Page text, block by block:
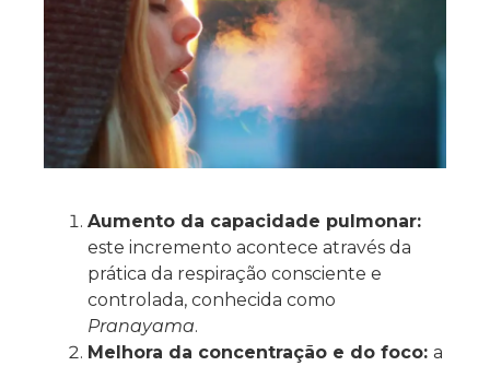
Aumento da capacidade pulmonar:
este incremento acontece através da
prática da respiração consciente e
controlada, conhecida como
Pranayama.
Melhora da concentração e do foco: a